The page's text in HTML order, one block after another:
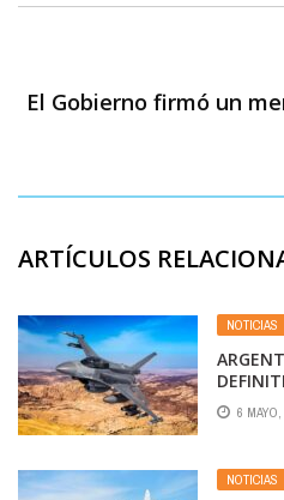
El Gobierno firmó un
ARTÍCULOS
NOTICIAS
POR6 MAYO,
NOTICIAS